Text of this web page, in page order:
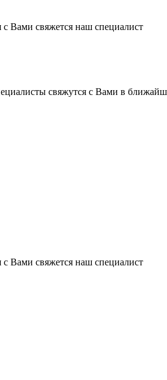
Вами свяжется наш специалист
свяжутся с Вами в
Вами свяжется наш специалист